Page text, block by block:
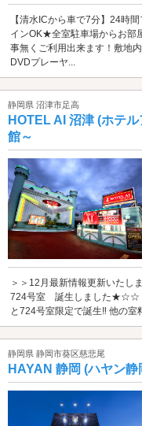
【清水ICから車で7分】24時
インOK★全室駐車場からお部
事無くご利用出来ます！敷地
DVDプレーヤ...
静岡県 沼津市足高
HOTEL AI 沼津 (ホテ
館～
＞＞12月最新情報更新いた
724号室 誕生しました★☆☆
と724号室限定で誕生‼︎ 他の
静岡県 静岡市葵区慈悲尾
HAYAN 静岡 (ハヤン静